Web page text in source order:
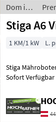
150m² +
Dom in
vrt /
Stiga
Stiga A6
1 KM/1 kW L.
Stiga
Sofort Verfügbar
Baujahr: 2026 +
bis zu 600m² +
pro Mäheinsatz